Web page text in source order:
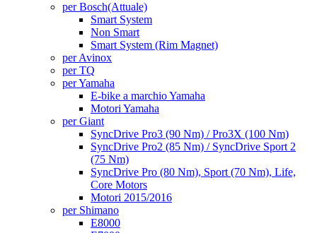
per Bosch(Attuale)
Smart System
Non Smart
Smart System (Rim Magnet)
per Avinox
per TQ
per Yamaha
E-bike a marchio Yamaha
Motori Yamaha
per Giant
SyncDrive Pro3 (90 Nm) / Pro3X (100 Nm)
SyncDrive Pro2 (85 Nm) / SyncDrive Sport 2
(75 Nm)
SyncDrive Pro (80 Nm), Sport (70 Nm), Life,
Core Motors
Motori 2015/2016
per Shimano
E8000